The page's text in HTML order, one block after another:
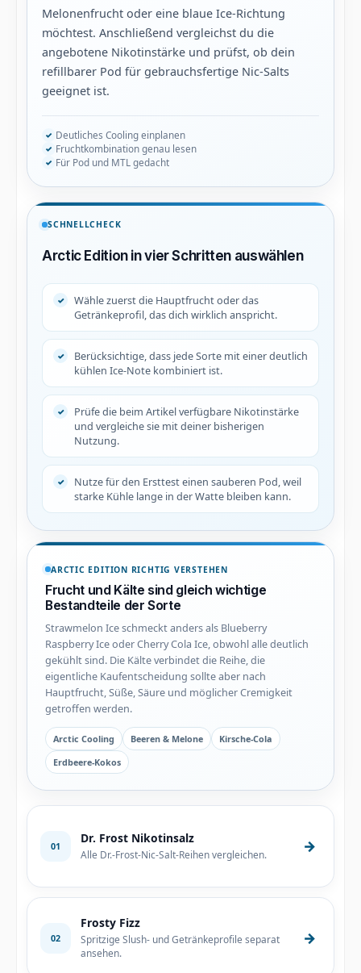
Melonenfrucht oder eine blaue Ice-Richtung
möchtest. Anschließend vergleichst du die
angebotene Nikotinstärke und prüfst, ob dein
refillbarer Pod für gebrauchsfertige Nic-Salts
geeignet ist.
Deutliches Cooling einplanen
Fruchtkombination genau lesen
Für Pod und MTL gedacht
SCHNELLCHECK
Arctic Edition in vier Schritten auswählen
Wähle zuerst die Hauptfrucht oder das
Getränkeprofil, das dich wirklich anspricht.
Berücksichtige, dass jede Sorte mit einer deutlich
kühlen Ice-Note kombiniert ist.
Prüfe die beim Artikel verfügbare Nikotinstärke
und vergleiche sie mit deiner bisherigen
Nutzung.
Nutze für den Ersttest einen sauberen Pod, weil
starke Kühle lange in der Watte bleiben kann.
ARCTIC EDITION RICHTIG VERSTEHEN
Frucht und Kälte sind gleich wichtige
Bestandteile der Sorte
Strawmelon Ice schmeckt anders als Blueberry
Raspberry Ice oder Cherry Cola Ice, obwohl alle deutlich
gekühlt sind. Die Kälte verbindet die Reihe, die
eigentliche Kaufentscheidung sollte aber nach
Hauptfrucht, Süße, Säure und möglicher Cremigkeit
getroffen werden.
Arctic Cooling Beeren & Melone
Kirsche-Cola
Erdbeere-Kokos
01
Dr. Frost Nikotinsalz
Alle Dr.-Frost-Nic-Salt-Reihen vergleichen. →
02
Frosty Fizz
Spritzige Slush- und Getränkeprofile separat
ansehen.
→